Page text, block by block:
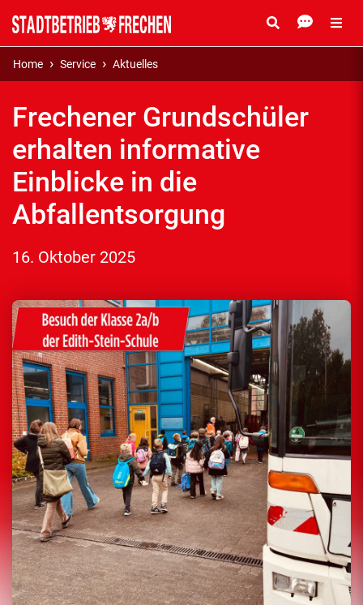
Home Service Aktuelles
Frechener Grundschüler
erhalten informative
Einblicke in die
Abfallentsorgung
16. Oktober 2025